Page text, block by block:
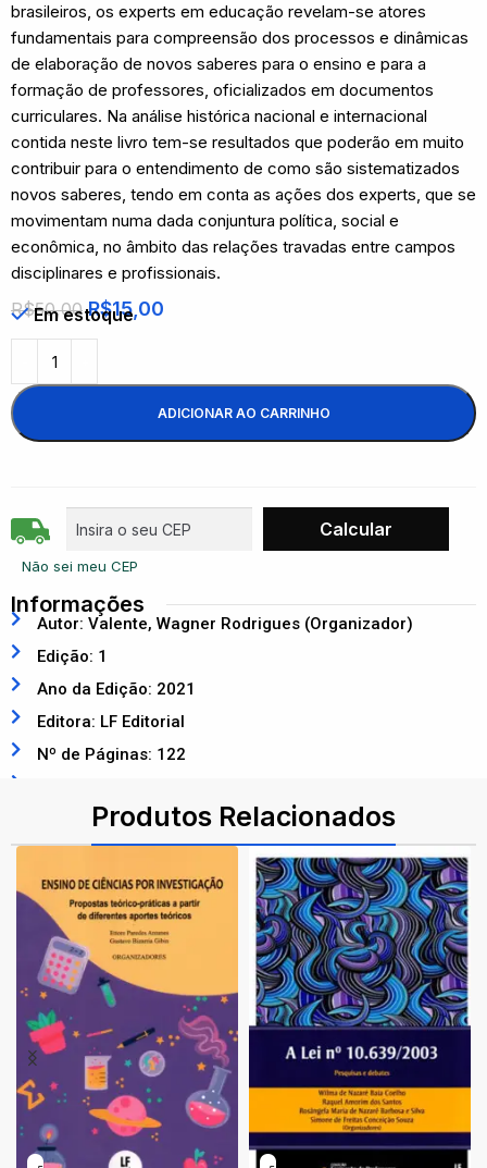
brasileiros, os experts em educação revelam-se atores
fundamentais para compreensão dos processos e dinâmicas
de elaboração de novos saberes para o ensino e para a
formação de professores, oficializados em documentos
curriculares. Na análise histórica nacional e internacional
contida neste livro tem-se resultados que poderão em muito
contribuir para o entendimento de como são sistematizados
novos saberes, tendo em conta as ações dos experts, que se
movimentam numa dada conjuntura política, social e
econômica, no âmbito das relações travadas entre campos
disciplinares e profissionais.
R$50,00 R$15,00
Em estoque
ADICIONAR AO CARRINHO
Não sei meu CEP
Informações
Autor: Valente, Wagner Rodrigues (Organizador)
Edição: 1
Ano da Edição: 2021
Editora: LF Editorial
Nº de Páginas: 122
Produtos Relacionados